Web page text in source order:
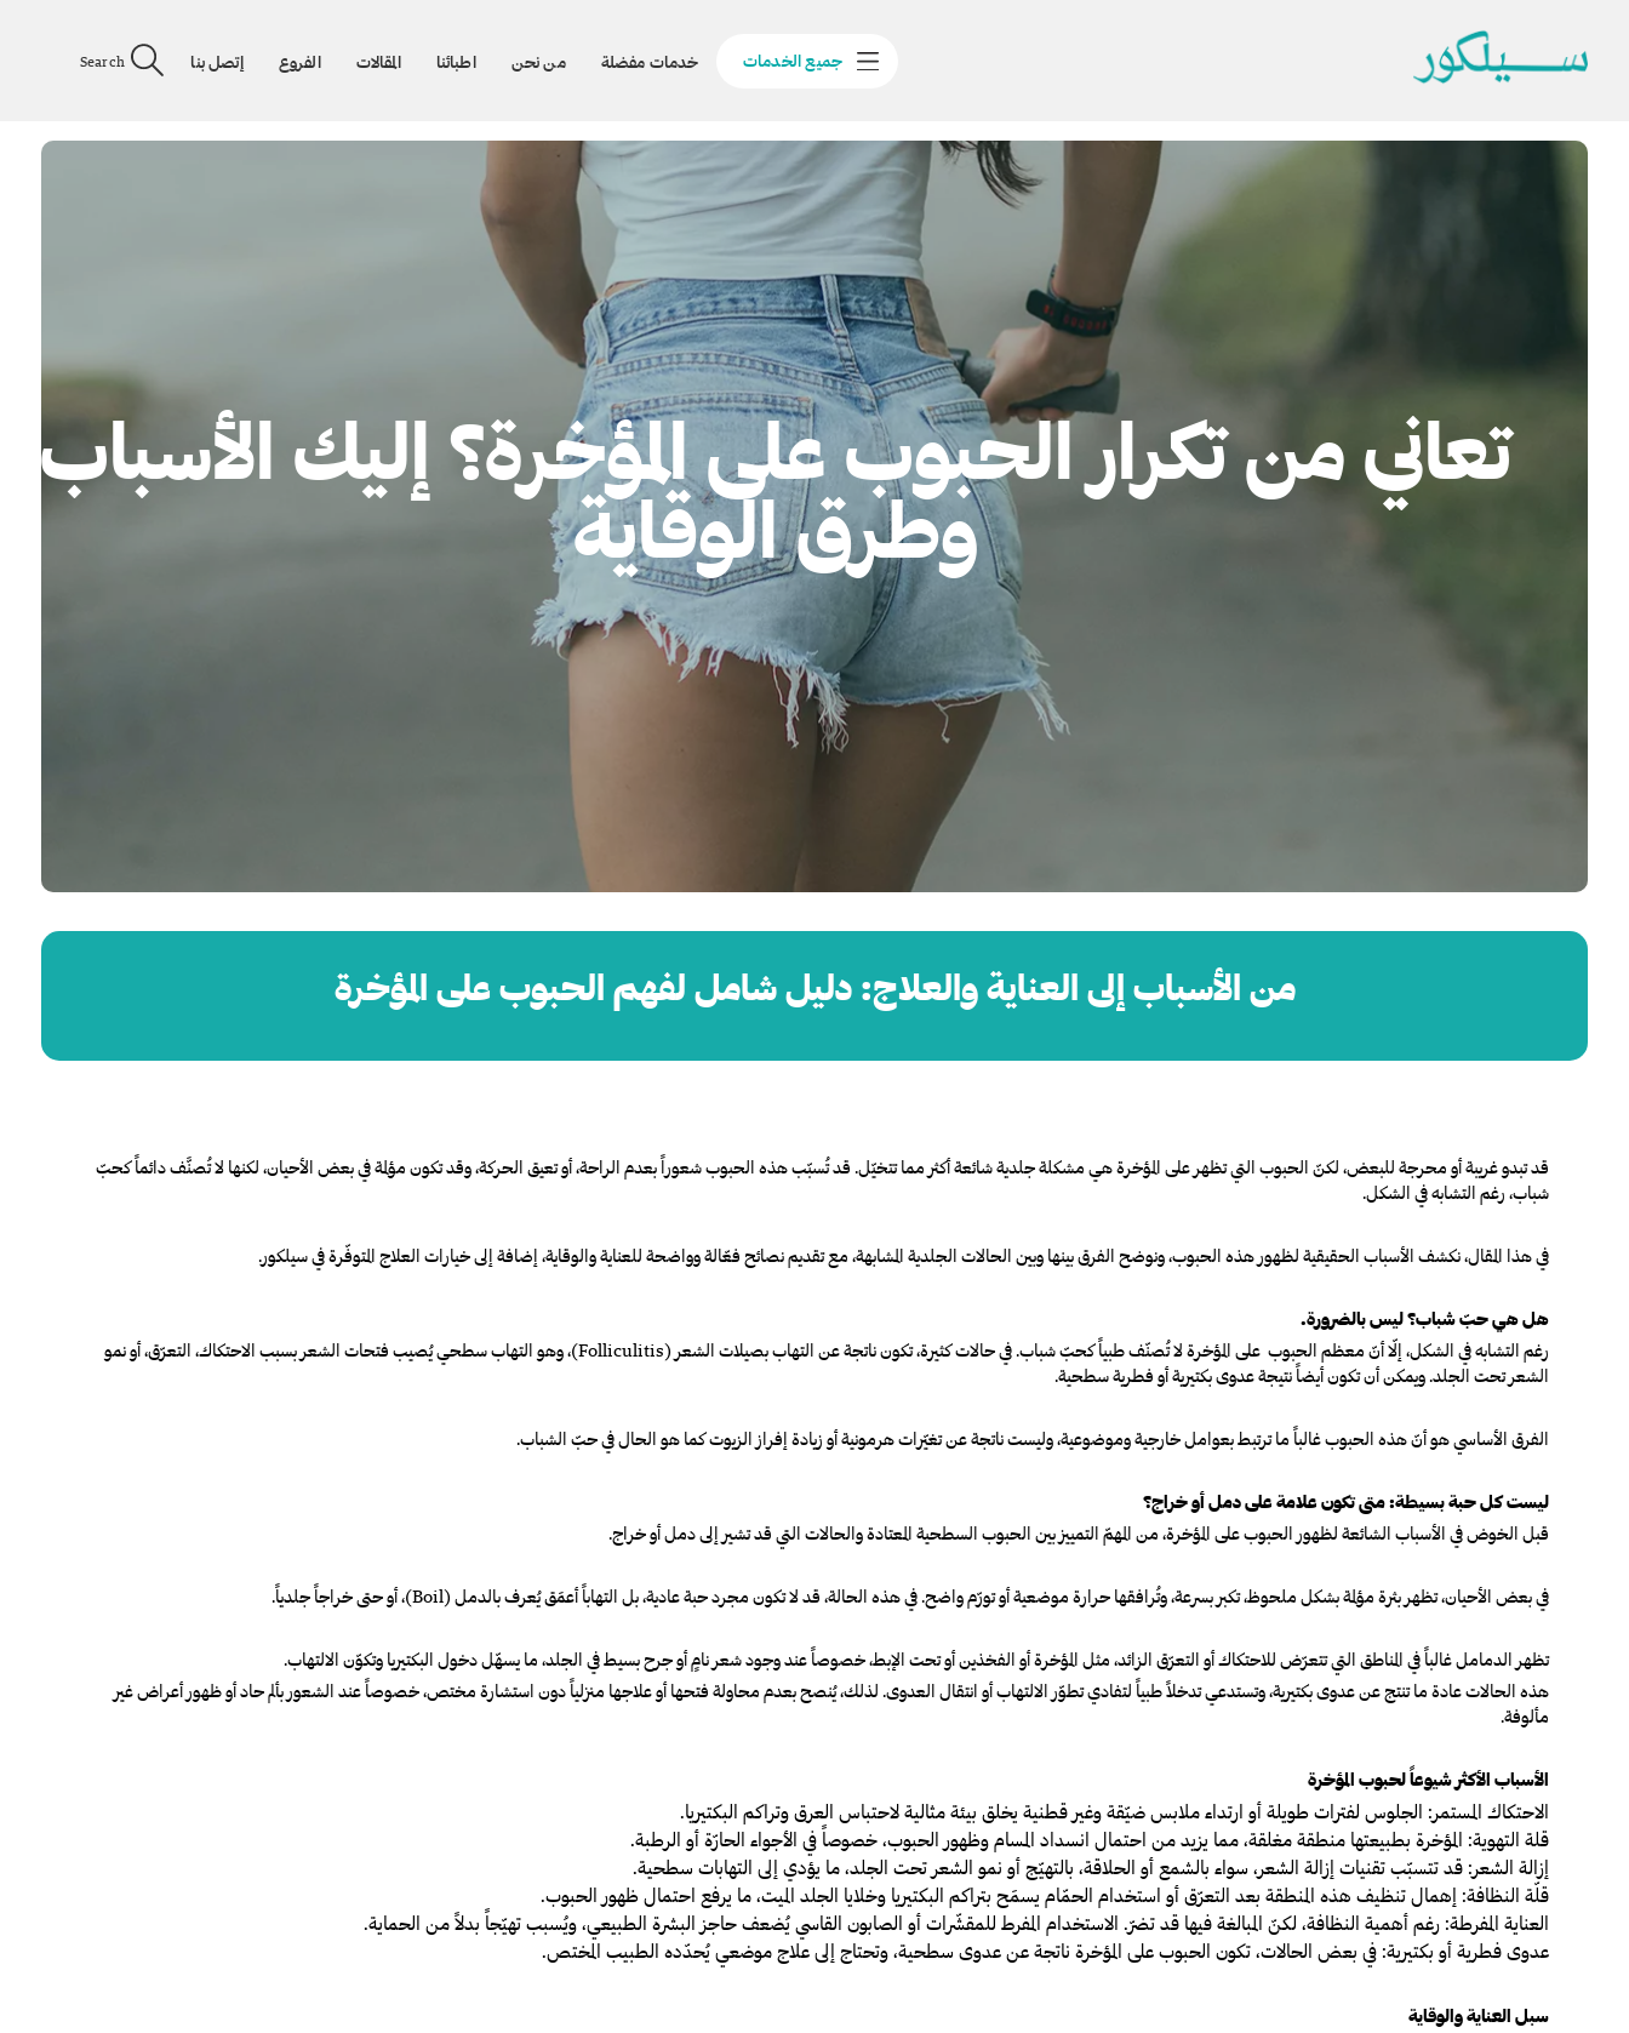
جميع الخدمات خدمات مفضلة من نحن اطبائنا المقالات الفروع إتصل بنا Search
تعاني من تكرار الحبوب على المؤخرة؟ إليك الأسباب
وطرق الوقاية
من الأسباب إلى العناية والعلاج: دليل شامل لفهم الحبوب على المؤخرة
قد تبدو غريبة أو محرجة للبعض، لكنّ الحبوب التي تظهر على المؤخرة هي مشكلة جلدية شائعة أكثر مما تتخيّل. قد تُسبّب هذه الحبوب شعوراً بعدم الراحة، أو تعيق الحركة، وقد تكون مؤلمة في بعض الأحيان، لكنها لا تُصنَّف دائماً كحبّ
شباب، رغم التشابه في الشكل.
في هذا المقال، نكشف الأسباب الحقيقية لظهور هذه الحبوب، ونوضح الفرق بينها وبين الحالات الجلدية المشابهة، مع تقديم نصائح فعّالة وواضحة للعناية والوقاية، إضافة إلى خيارات العلاج المتوفّرة في سيلكور.
هل هي حبّ شباب؟ ليس بالضرورة.
رغم التشابه في الشكل، إلّا أنّ معظم الحبوب على المؤخرة لا تُصنّف طبياً كحبّ شباب. في حالات كثيرة، تكون ناتجة عن التهاب بصيلات الشعر (Folliculitis)، وهو التهاب سطحي يُصيب فتحات الشعر بسبب الاحتكاك، التعرّق، أو نمو
الشعر تحت الجلد. ويمكن أن تكون أيضاً نتيجة عدوى بكتيرية أو فطرية سطحية.
الفرق الأساسي هو أنّ هذه الحبوب غالباً ما ترتبط بعوامل خارجية وموضوعية، وليست ناتجة عن تغيّرات هرمونية أو زيادة إفراز الزيوت كما هو الحال في حبّ الشباب.
ليست كل حبة بسيطة: متى تكون علامة على دمل أو خراج؟
قبل الخوض في الأسباب الشائعة لظهور الحبوب على المؤخرة، من المهمّ التمييز بين الحبوب السطحية المعتادة والحالات التي قد تشير إلى دمل أو خراج.
في بعض الأحيان، تظهر بثرة مؤلمة بشكل ملحوظ، تكبر بسرعة، وتُرافقها حرارة موضعية أو تورّم واضح. في هذه الحالة، قد لا تكون مجرد حبة عادية، بل التهاباً أعمَق يُعرف بالدمل (Boil)، أو حتى خراجاً جلدياً.
تظهر الدمامل غالباً في المناطق التي تتعرّض للاحتكاك أو التعرّق الزائد، مثل المؤخرة أو الفخذين أو تحت الإبط، خصوصاً عند وجود شعر نامٍ أو جرح بسيط في الجلد، ما يسهّل دخول البكتيريا وتكوّن الالتهاب.
هذه الحالات عادة ما تنتج عن عدوى بكتيرية، وتستدعي تدخلاً طبياً لتفادي تطوّر الالتهاب أو انتقال العدوى. لذلك، يُنصح بعدم محاولة فتحها أو علاجها منزلياً دون استشارة مختص، خصوصاً عند الشعور بألم حاد أو ظهور أعراض غير
مألوفة.
الأسباب الأكثر شيوعاً لحبوب المؤخرة
الاحتكاك المستمر: الجلوس لفترات طويلة أو ارتداء ملابس ضيّقة وغير قطنية يخلق بيئة مثالية لاحتباس العرق وتراكم البكتيريا.
قلة التهوية: المؤخرة بطبيعتها منطقة مغلقة، مما يزيد من احتمال انسداد المسام وظهور الحبوب، خصوصاً في الأجواء الحارّة أو الرطبة.
إزالة الشعر: قد تتسبّب تقنيات إزالة الشعر، سواء بالشمع أو الحلاقة، بالتهيّج أو نمو الشعر تحت الجلد، ما يؤدي إلى التهابات سطحية.
قلّة النظافة: إهمال تنظيف هذه المنطقة بعد التعرّق أو استخدام الحمّام يسمَح بتراكم البكتيريا وخلايا الجلد الميت، ما يرفع احتمال ظهور الحبوب.
العناية المفرطة: رغم أهمية النظافة، لكنّ المبالغة فيها قد تضرّ. الاستخدام المفرط للمقشّرات أو الصابون القاسي يُضعف حاجز البشرة الطبيعي، ويُسبب تهيّجاً بدلاً من الحماية.
عدوى فطرية أو بكتيرية: في بعض الحالات، تكون الحبوب على المؤخرة ناتجة عن عدوى سطحية، وتحتاج إلى علاج موضعي يُحدّده الطبيب المختص.
سبل العناية والوقاية